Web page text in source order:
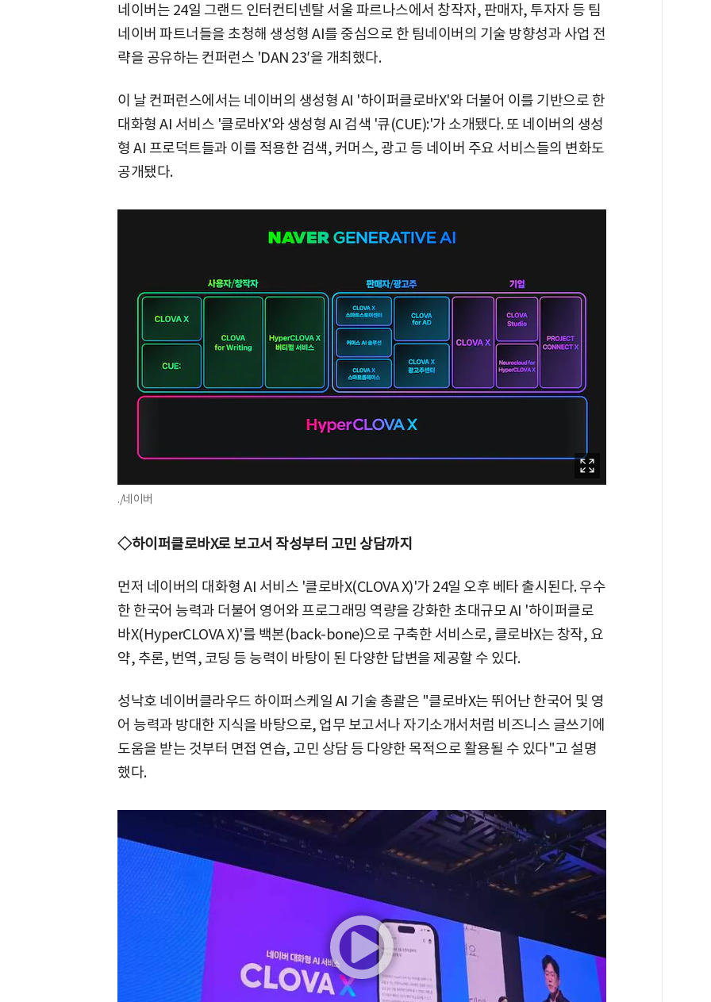
네이버는 24일 그랜드 인터컨티넨탈 서울 파르나스에서 창작자, 판매자, 투자자 등 팀
네이버 파트너들을 초청해 생성형 AI를 중심으로 한 팀네이버의 기술 방향성과 사업 전
략을 공유하는 컨퍼런스 'DAN 23′을 개최했다.
이 날 컨퍼런스에서는 네이버의 생성형 AI '하이퍼클로바X'와 더불어 이를 기반으로 한
대화형 AI 서비스 '클로바X'와 생성형 AI 검색 '큐(CUE):'가 소개됐다. 또 네이버의 생성
형 AI 프로덕트들과 이를 적용한 검색, 커머스, 광고 등 네이버 주요 서비스들의 변화도
공개됐다.
./네이버
◇하이퍼클로바X로 보고서 작성부터 고민 상담까지
먼저 네이버의 대화형 AI 서비스 '클로바X(CLOVA X)'가 24일 오후 베타 출시된다. 우수
한 한국어 능력과 더불어 영어와 프로그래밍 역량을 강화한 초대규모 AI '하이퍼클로
바X(HyperCLOVA X)'를 백본(back-bone)으로 구축한 서비스로, 클로바X는 창작, 요
약, 추론, 번역, 코딩 등 능력이 바탕이 된 다양한 답변을 제공할 수 있다.
성낙호 네이버클라우드 하이퍼스케일 AI 기술 총괄은 "클로바X는 뛰어난 한국어 및 영
어 능력과 방대한 지식을 바탕으로, 업무 보고서나 자기소개서처럼 비즈니스 글쓰기에
도움을 받는 것부터 면접 연습, 고민 상담 등 다양한 목적으로 활용될 수 있다"고 설명
했다.